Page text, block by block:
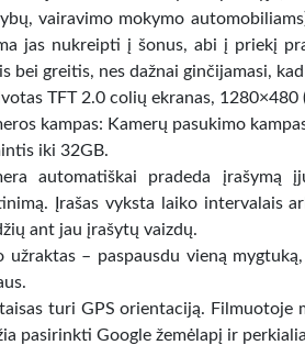
vairavimo mokymo
jas nukreipti į šonus, abi į priekį
bei greitis, nes dažnai ginčijamasi,
TFT 2.0 colių ekranas,
kampas: Kamerų pasukimo
iki 32GB.
automatiškai pradeda
Įrašas vyksta laiko intervalais
ant jau įrašytų vaizdų.
užraktas – paspausdu vieną
turi GPS orientaciją. Filmuotoje
pasirinkti Google žemėlapį ir